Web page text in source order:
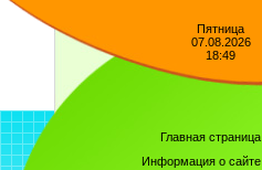
Пятница
07.08.2026
18:49
Главная страница
Информация о сайте